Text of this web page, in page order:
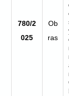
780/2
025
Ob
ras